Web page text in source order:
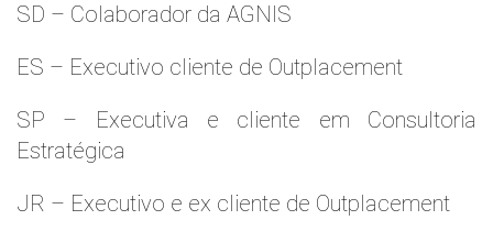
SD – Colaborador da AGNIS
ES – Executivo cliente de Outplacement
SP – Executiva e cliente em Consultoria
Estratégica
JR – Executivo e ex cliente de Outplacement